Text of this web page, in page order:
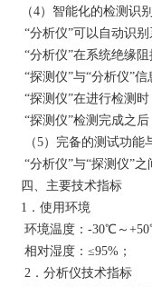
（4）智能化的检测识
“分析仪”可以自动识
“分析仪”在系统绝缘
“探测仪”与“分析仪”
“探测仪”在进行检测
“探测仪”检测完成之
（5）完备的测试功能
“分析仪”与“探测仪”
四、主要技术指标
1．使用环境
环境温度：-30℃～
相对湿度：≤95%；
2．分析仪技术指标